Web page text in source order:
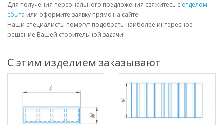
Для получения персонального предложения свяжитесь с отделом
сбыта или оформите заявку прямо на сайте!
Наши специалисты помогут подобрать наиболее интересное
решение Вашей строительной задачи!
С этим изделием заказывают